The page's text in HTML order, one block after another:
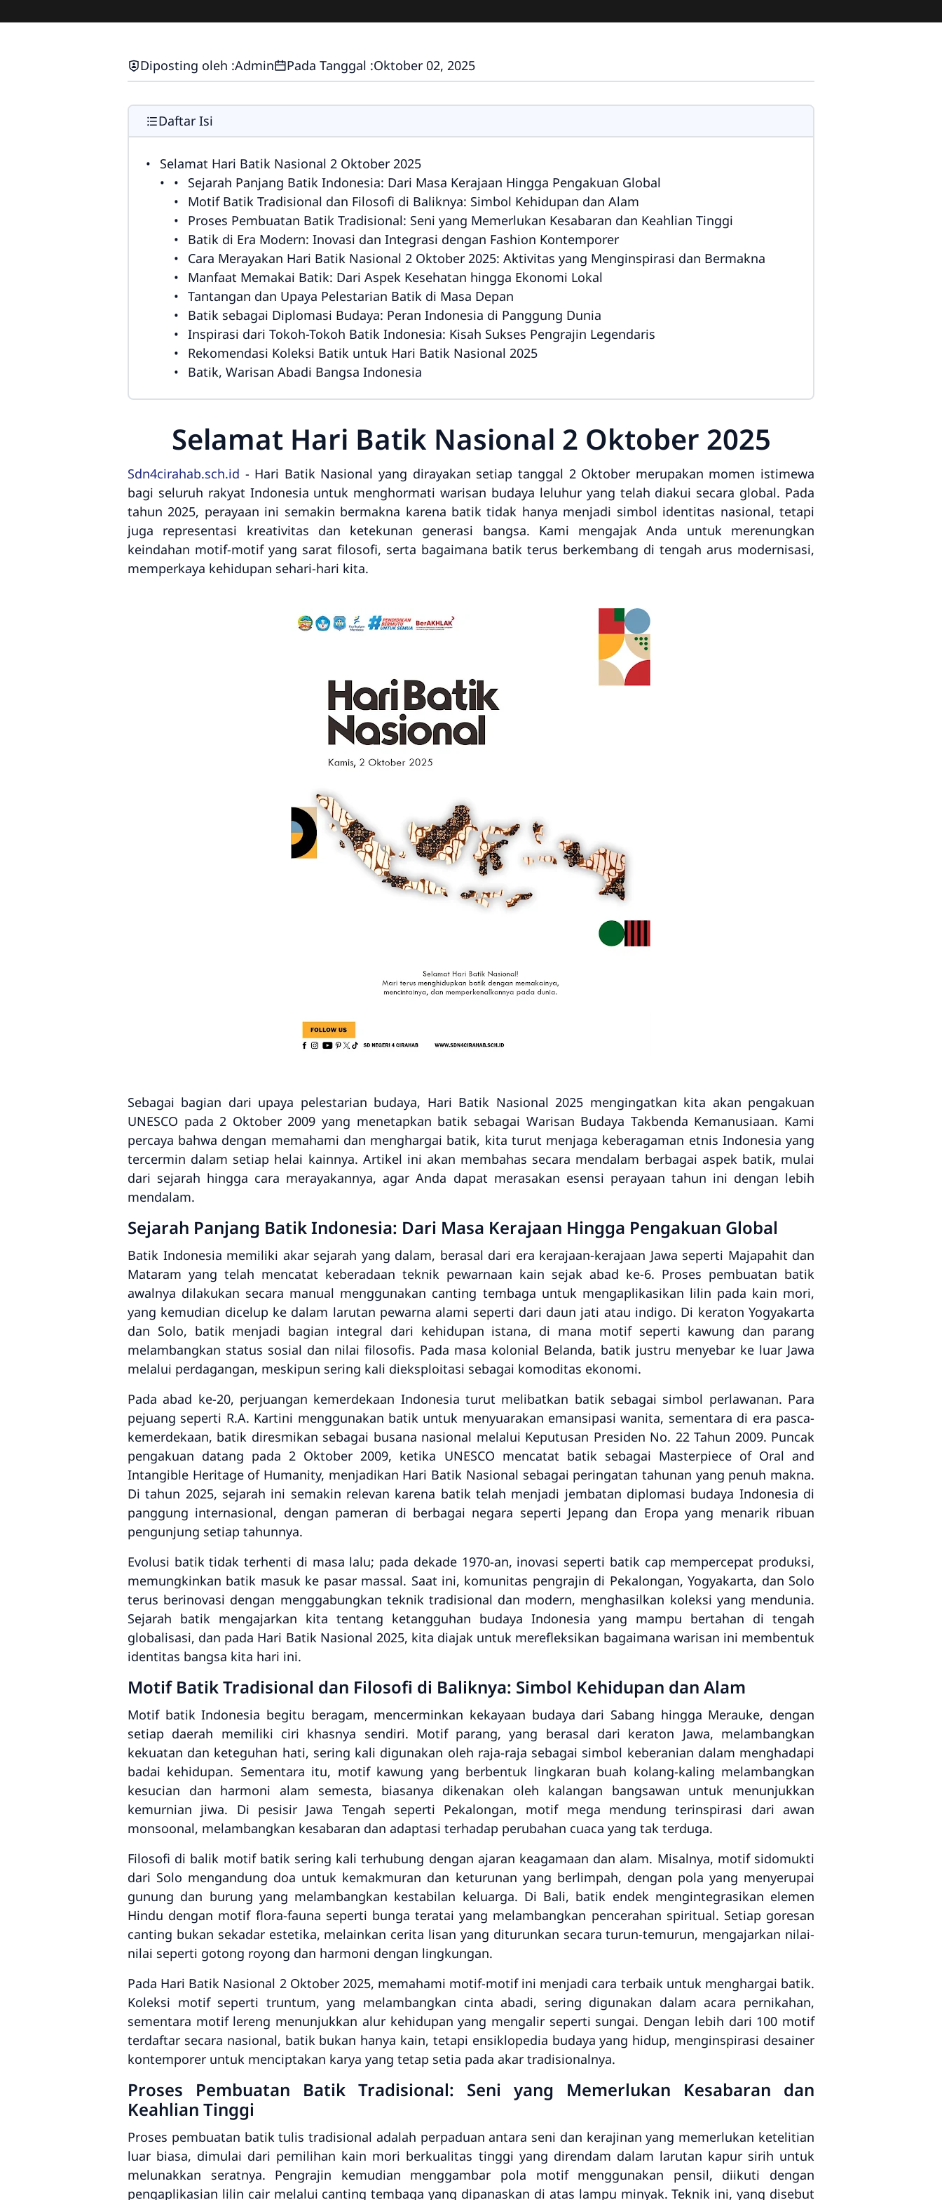
Diposting oleh :Admin Pada Tanggal :Oktober 02, 2025
Daftar Isi
Selamat Hari Batik Nasional 2 Oktober 2025
Sejarah Panjang Batik Indonesia: Dari Masa Kerajaan Hingga Pengakuan Global
Motif Batik Tradisional dan Filosofi di Baliknya: Simbol Kehidupan dan Alam
Proses Pembuatan Batik Tradisional: Seni yang Memerlukan Kesabaran dan Keahlian Tinggi
Batik di Era Modern: Inovasi dan Integrasi dengan Fashion Kontemporer
Cara Merayakan Hari Batik Nasional 2 Oktober 2025: Aktivitas yang Menginspirasi dan Bermakna
Manfaat Memakai Batik: Dari Aspek Kesehatan hingga Ekonomi Lokal
Tantangan dan Upaya Pelestarian Batik di Masa Depan
Batik sebagai Diplomasi Budaya: Peran Indonesia di Panggung Dunia
Inspirasi dari Tokoh-Tokoh Batik Indonesia: Kisah Sukses Pengrajin Legendaris
Rekomendasi Koleksi Batik untuk Hari Batik Nasional 2025
Batik, Warisan Abadi Bangsa Indonesia
Selamat Hari Batik Nasional 2 Oktober 2025
Sdn4cirahab.sch.id - Hari Batik Nasional yang dirayakan setiap tanggal 2 Oktober merupakan momen istimewa
bagi seluruh rakyat Indonesia untuk menghormati warisan budaya leluhur yang telah diakui secara global. Pada
tahun 2025, perayaan ini semakin bermakna karena batik tidak hanya menjadi simbol identitas nasional, tetapi
juga representasi kreativitas dan ketekunan generasi bangsa. Kami mengajak Anda untuk merenungkan
keindahan motif-motif yang sarat filosofi, serta bagaimana batik terus berkembang di tengah arus modernisasi,
memperkaya kehidupan sehari-hari kita.
Sebagai bagian dari upaya pelestarian budaya, Hari Batik Nasional 2025 mengingatkan kita akan pengakuan
UNESCO pada 2 Oktober 2009 yang menetapkan batik sebagai Warisan Budaya Takbenda Kemanusiaan. Kami
percaya bahwa dengan memahami dan menghargai batik, kita turut menjaga keberagaman etnis Indonesia yang
tercermin dalam setiap helai kainnya. Artikel ini akan membahas secara mendalam berbagai aspek batik, mulai
dari sejarah hingga cara merayakannya, agar Anda dapat merasakan esensi perayaan tahun ini dengan lebih
mendalam.
Sejarah Panjang Batik Indonesia: Dari Masa Kerajaan Hingga Pengakuan Global
Batik Indonesia memiliki akar sejarah yang dalam, berasal dari era kerajaan-kerajaan Jawa seperti Majapahit dan
Mataram yang telah mencatat keberadaan teknik pewarnaan kain sejak abad ke-6. Proses pembuatan batik
awalnya dilakukan secara manual menggunakan canting tembaga untuk mengaplikasikan lilin pada kain mori,
yang kemudian dicelup ke dalam larutan pewarna alami seperti dari daun jati atau indigo. Di keraton Yogyakarta
dan Solo, batik menjadi bagian integral dari kehidupan istana, di mana motif seperti kawung dan parang
melambangkan status sosial dan nilai filosofis. Pada masa kolonial Belanda, batik justru menyebar ke luar Jawa
melalui perdagangan, meskipun sering kali dieksploitasi sebagai komoditas ekonomi.
Pada abad ke-20, perjuangan kemerdekaan Indonesia turut melibatkan batik sebagai simbol perlawanan. Para
pejuang seperti R.A. Kartini menggunakan batik untuk menyuarakan emansipasi wanita, sementara di era pasca-
kemerdekaan, batik diresmikan sebagai busana nasional melalui Keputusan Presiden No. 22 Tahun 2009. Puncak
pengakuan datang pada 2 Oktober 2009, ketika UNESCO mencatat batik sebagai Masterpiece of Oral and
Intangible Heritage of Humanity, menjadikan Hari Batik Nasional sebagai peringatan tahunan yang penuh makna.
Di tahun 2025, sejarah ini semakin relevan karena batik telah menjadi jembatan diplomasi budaya Indonesia di
panggung internasional, dengan pameran di berbagai negara seperti Jepang dan Eropa yang menarik ribuan
pengunjung setiap tahunnya.
Evolusi batik tidak terhenti di masa lalu; pada dekade 1970-an, inovasi seperti batik cap mempercepat produksi,
memungkinkan batik masuk ke pasar massal. Saat ini, komunitas pengrajin di Pekalongan, Yogyakarta, dan Solo
terus berinovasi dengan menggabungkan teknik tradisional dan modern, menghasilkan koleksi yang mendunia.
Sejarah batik mengajarkan kita tentang ketangguhan budaya Indonesia yang mampu bertahan di tengah
globalisasi, dan pada Hari Batik Nasional 2025, kita diajak untuk merefleksikan bagaimana warisan ini membentuk
identitas bangsa kita hari ini.
Motif Batik Tradisional dan Filosofi di Baliknya: Simbol Kehidupan dan Alam
Motif batik Indonesia begitu beragam, mencerminkan kekayaan budaya dari Sabang hingga Merauke, dengan
setiap daerah memiliki ciri khasnya sendiri. Motif parang, yang berasal dari keraton Jawa, melambangkan
kekuatan dan keteguhan hati, sering kali digunakan oleh raja-raja sebagai simbol keberanian dalam menghadapi
badai kehidupan. Sementara itu, motif kawung yang berbentuk lingkaran buah kolang-kaling melambangkan
kesucian dan harmoni alam semesta, biasanya dikenakan oleh kalangan bangsawan untuk menunjukkan
kemurnian jiwa. Di pesisir Jawa Tengah seperti Pekalongan, motif mega mendung terinspirasi dari awan
monsoonal, melambangkan kesabaran dan adaptasi terhadap perubahan cuaca yang tak terduga.
Filosofi di balik motif batik sering kali terhubung dengan ajaran keagamaan dan alam. Misalnya, motif sidomukti
dari Solo mengandung doa untuk kemakmuran dan keturunan yang berlimpah, dengan pola yang menyerupai
gunung dan burung yang melambangkan kestabilan keluarga. Di Bali, batik endek mengintegrasikan elemen
Hindu dengan motif flora-fauna seperti bunga teratai yang melambangkan pencerahan spiritual. Setiap goresan
canting bukan sekadar estetika, melainkan cerita lisan yang diturunkan secara turun-temurun, mengajarkan nilai-
nilai seperti gotong royong dan harmoni dengan lingkungan.
Pada Hari Batik Nasional 2 Oktober 2025, memahami motif-motif ini menjadi cara terbaik untuk menghargai batik.
Koleksi motif seperti truntum, yang melambangkan cinta abadi, sering digunakan dalam acara pernikahan,
sementara motif lereng menunjukkan alur kehidupan yang mengalir seperti sungai. Dengan lebih dari 100 motif
terdaftar secara nasional, batik bukan hanya kain, tetapi ensiklopedia budaya yang hidup, menginspirasi desainer
kontemporer untuk menciptakan karya yang tetap setia pada akar tradisionalnya.
Proses Pembuatan Batik Tradisional: Seni yang Memerlukan Kesabaran dan
Keahlian Tinggi
Proses pembuatan batik tulis tradisional adalah perpaduan antara seni dan kerajinan yang memerlukan ketelitian
luar biasa, dimulai dari pemilihan kain mori berkualitas tinggi yang direndam dalam larutan kapur sirih untuk
melunakkan seratnya. Pengrajin kemudian menggambar pola motif menggunakan pensil, diikuti dengan
pengaplikasian lilin cair melalui canting tembaga yang dipanaskan di atas lampu minyak. Teknik ini, yang disebut